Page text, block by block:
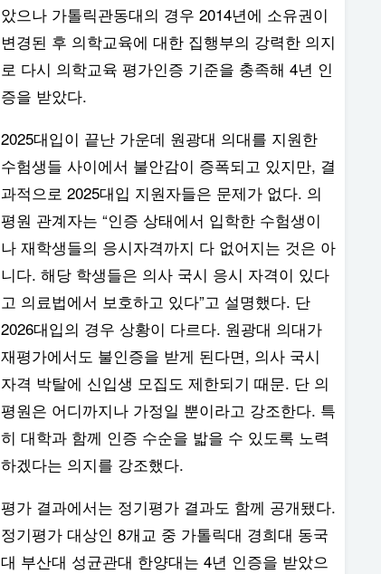
았으나 가톨릭관동대의 경우 2014년에 소유권이
변경된 후 의학교육에 대한 집행부의 강력한 의지
로 다시 의학교육 평가인증 기준을 충족해 4년 인
증을 받았다.
2025대입이 끝난 가운데 원광대 의대를 지원한
수험생들 사이에서 불안감이 증폭되고 있지만, 결
과적으로 2025대입 지원자들은 문제가 없다. 의
평원 관계자는 “인증 상태에서 입학한 수험생이
나 재학생들의 응시자격까지 다 없어지는 것은 아
니다. 해당 학생들은 의사 국시 응시 자격이 있다
고 의료법에서 보호하고 있다”고 설명했다. 단
2026대입의 경우 상황이 다르다. 원광대 의대가
재평가에서도 불인증을 받게 된다면, 의사 국시
자격 박탈에 신입생 모집도 제한되기 때문. 단 의
평원은 어디까지나 가정일 뿐이라고 강조한다. 특
히 대학과 함께 인증 수순을 밟을 수 있도록 노력
하겠다는 의지를 강조했다.
평가 결과에서는 정기평가 결과도 함께 공개됐다.
정기평가 대상인 8개교 중 가톨릭대 경희대 동국
대 부산대 성균관대 한양대는 4년 인증을 받았으